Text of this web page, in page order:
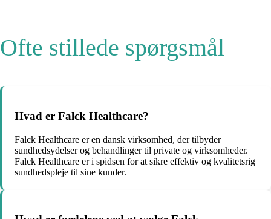
Ofte stillede spørgsmål
Hvad er Falck Healthcare?
Falck Healthcare er en dansk virksomhed, der tilbyder
sundhedsydelser og behandlinger til private og virksomheder.
Falck Healthcare er i spidsen for at sikre effektiv og kvalitetsrig
sundhedspleje til sine kunder.